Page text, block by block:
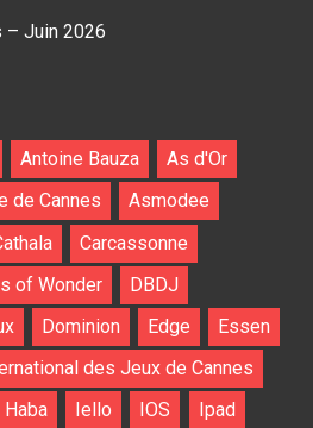
– Juin 2026
Antoine Bauza
As d'Or
de Cannes
Asmodee
Carcassonne
of Wonder
DBDJ
Dominion Edge
Essen
des Jeux de Cannes
Haba Iello IOS Ipad